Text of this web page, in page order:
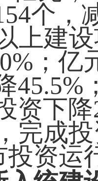
个，
上建
；亿
45.5%
资下降
完成
投资运